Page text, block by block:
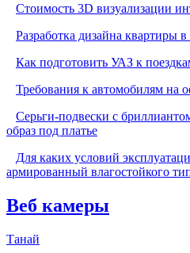
Стоимость 3D визуализации
Разработка дизайна квартиры
Как подготовить УАЗ к
Требования к автомобилям на
Серьги-подвески с
образ под платье
Для каких условий
армированный влагостойкого
Веб камеры
Танай